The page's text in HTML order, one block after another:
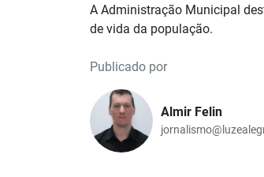
A Administração Municipal
de vida da população.
Publicado por
Almir Felin